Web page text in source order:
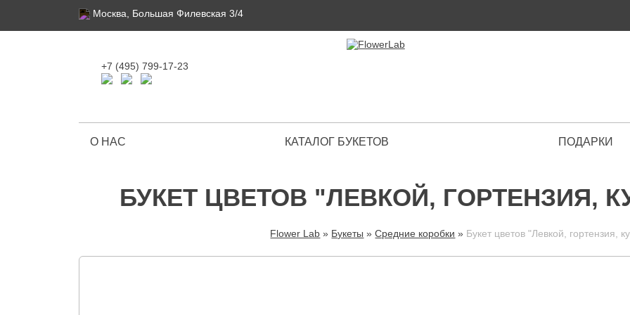
Москва, Большая Филевская 3/4
+7 (495) 799-17-23
О НАС КАТАЛОГ БУКЕТОВ ПОДАРКИ
БУКЕТ ЦВЕТОВ "ЛЕВКОЙ, ГОРТЕНЗИЯ,
ВЫ ЗДЕСЬ
Flower Lab » Букеты » Средние коробки » Букет цветов "Левкой, гортензия,